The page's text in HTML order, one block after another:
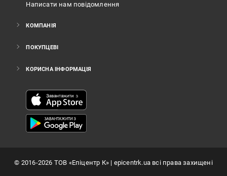
Написати нам повідомлення
КОМПАНІЯ
ПОКУПЦЕВІ
КОРИСНА ІНФОРМАЦІЯ
© 2016-2026 ТОВ «Епіцентр К»| epicentrk.ua всі права захищені